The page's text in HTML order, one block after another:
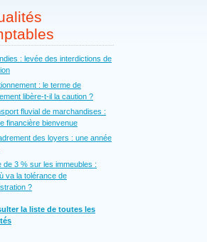
: levée des interdictions de
: le terme de
libère-t-il la caution ?
fluvial de marchandises :
financière bienvenue
des loyers : une année
de 3 % sur les immeubles :
va la tolérance de
?
la liste de toutes les